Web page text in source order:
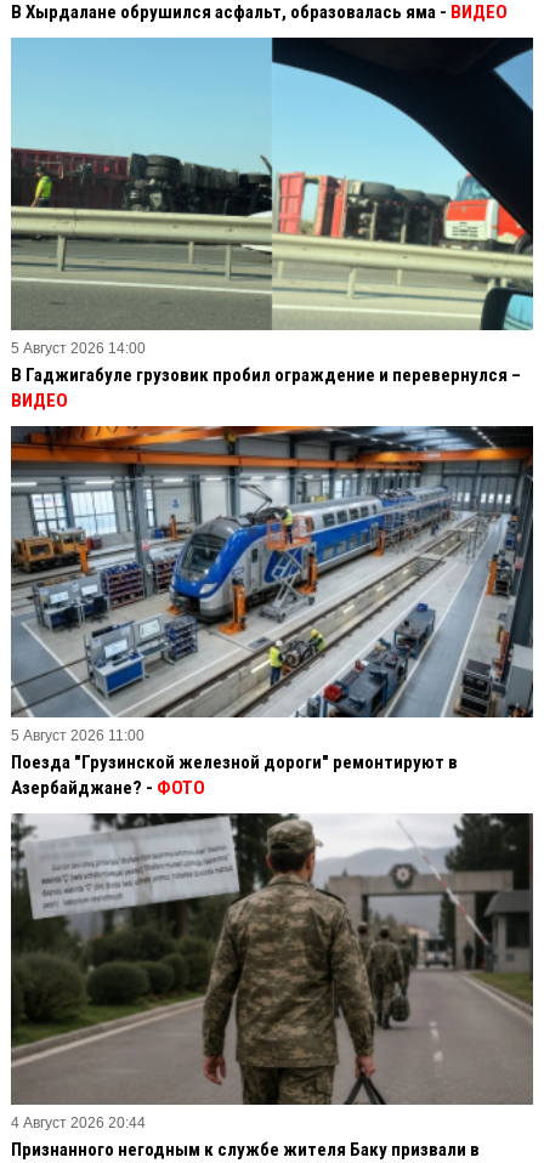
В Хырдалане обрушился асфальт, образовалась яма - ВИДЕО
5 Август 2026 14:00
В Гаджигабуле грузовик пробил ограждение и перевернулся –
ВИДЕО
5 Август 2026 11:00
Поезда "Грузинской железной дороги" ремонтируют в
Азербайджане? - ФОТО
4 Август 2026 20:44
Признанного негодным к службе жителя Баку призвали в